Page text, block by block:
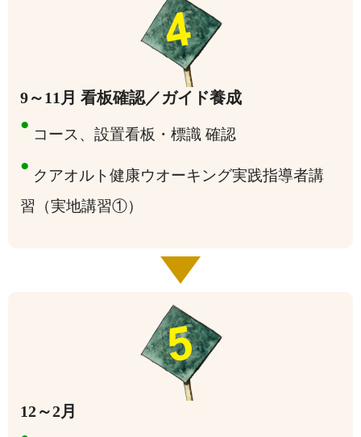
9～11月 看板確認／ガイド養成
●
コース、設置看板・標識 確認
●
クアオルト健康ウオーキング実践指導者講
習（実地講習①）
12～2月